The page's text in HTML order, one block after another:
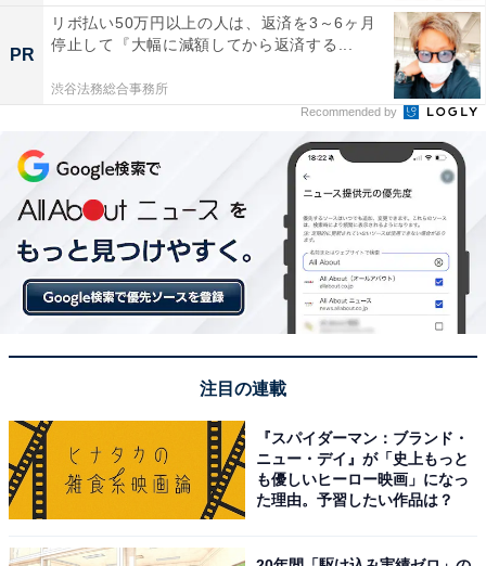
PR
リボ払い50万円以上の人は、返済を3～6ヶ月
停止して『大幅に減額してから返済する...
渋谷法務総合事務所
Recommended by
注目の連載
『スパイダーマン：ブランド・
ニュー・デイ』が「史上もっと
も優しいヒーロー映画」になっ
た理由。予習したい作品は？